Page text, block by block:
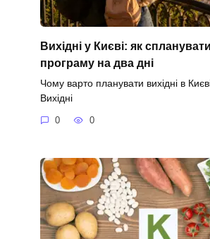
Вихідні у Києві: як
програму на два дні
Чому варто планувати вихідні в
Вихідні
0 0